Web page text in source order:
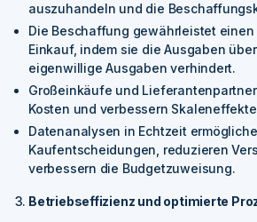
auszuhandeln und die
Die Beschaffung gewährleistet
Einkauf, indem sie die Ausgaben
eigenwillige Ausgaben verhindert.
Großeinkäufe und
Kosten und verbessern
Datenanalysen in Echtzeit
Kaufentscheidungen, reduzieren
verbessern die Budgetzuweisung.
Betriebseffizienz und optimierte